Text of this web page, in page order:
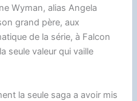
Wyman, alias Angela
grand père, aux
de la série, à Falcon
seule valeur qui vaille
la seule saga a avoir mis